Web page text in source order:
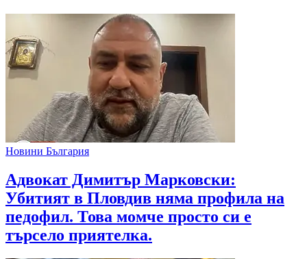
Новини България
Адвокат Димитър Марковски:
Убитият в Пловдив няма профила на
педофил. Това момче просто си е
търсело приятелка.